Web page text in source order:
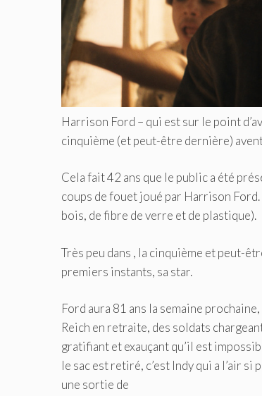
Harrison Ford – qui est sur le point
cinquième (et peut-être dernière)
Cela fait 42 ans que le public a été
coups de fouet joué par Harrison
bois, de fibre de verre et de plastique).
Très peu dans , la cinquième et peut-
premiers instants, sa star.
Ford aura 81 ans la semaine
Reich en retraite, des soldats
gratifiant et exauçant qu’il est
le sac est retiré, c’est Indy qui a l’air
une sortie de